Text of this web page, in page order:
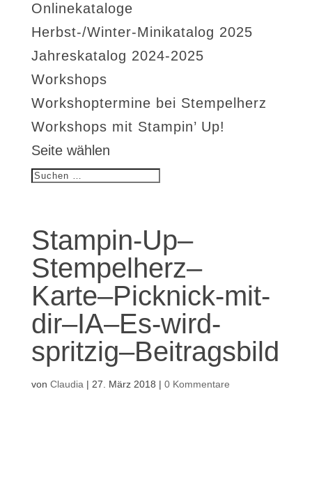
Onlinekataloge
Herbst-/Winter-Minikatalog 2025
Jahreskatalog 2024-2025
Workshops
Workshoptermine bei Stempelherz
Workshops mit Stampin’ Up!
Seite wählen
Stampin-Up–
Stempelherz–
Karte–Picknick-mit-
dir–IA–Es-wird-
spritzig–Beitragsbild
von Claudia | 27. März 2018 | 0 Kommentare